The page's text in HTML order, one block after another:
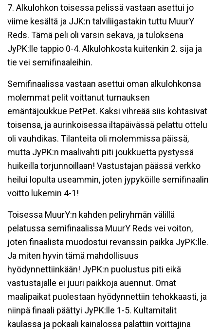
7. Alkulohkon toisessa pelissä vastaan asettui jo
viime kesältä ja JJK:n talviliigastakin tuttu MuurY
Reds. Tämä peli oli varsin sekava, ja tuloksena
JyPK:lle tappio 0-4. Alkulohkosta kuitenkin 2. sija ja
tie vei semifinaaleihin.
Semifinaalissa vastaan asettui oman alkulohkonsa
molemmat pelit voittanut turnauksen
emäntäjoukkue PetPet. Kaksi vihreää siis kohtasivat
toisensa, ja aurinkoisessa iltapäivässä pelattu ottelu
oli vauhdikas. Tilanteita oli molemmissa päissä,
mutta JyPK:n maalivahti piti joukkuetta pystyssä
huikeilla torjunnoillaan! Vastustajan päässä verkko
heilui lopulta useammin, joten jypyköille semifinaalin
voitto lukemin 4-1!
Toisessa MuurY:n kahden peliryhmän välillä
pelatussa semifinaalissa MuurY Reds vei voiton,
joten finaalista muodostui revanssin paikka JyPK:lle.
Ja miten hyvin tämä mahdollisuus
hyödynnettiinkään! JyPK:n puolustus piti eikä
vastustajalle ei juuri paikkoja auennut. Omat
maalipaikat puolestaan hyödynnettiin tehokkaasti, ja
niinpä finaali päättyi JyPK:lle 1-5. Kultamitalit
kaulassa ja pokaali kainalossa palattiin voittajina